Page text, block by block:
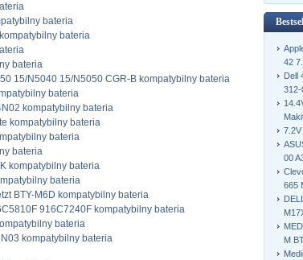
bateria
bateria
bateria
15/N5040 15/N5050 CGR-B kompatybilny bateria
bateria
kompatybilny bateria
kompatybilny bateria
bateria
bateria
kompatybilny bateria
bateria
BTY-M6D kompatybilny bateria
916C7240F kompatybilny bateria
bateria
kompatybilny bateria
42
Dell
312-
7.2V
00
665
M